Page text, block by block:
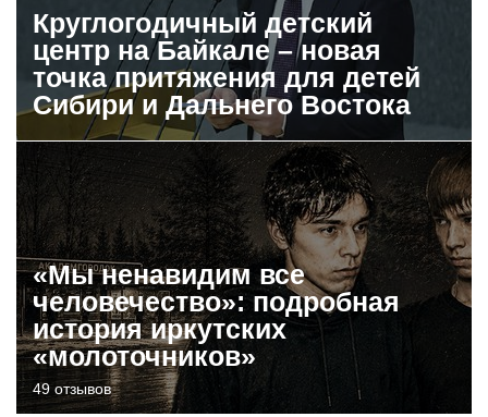
Круглогодичный детский
центр на Байкале – новая
точка притяжения для детей
Сибири и Дальнего Востока
«Мы ненавидим все
человечество»: подробная
история иркутских
«молоточников»
49 отзывов